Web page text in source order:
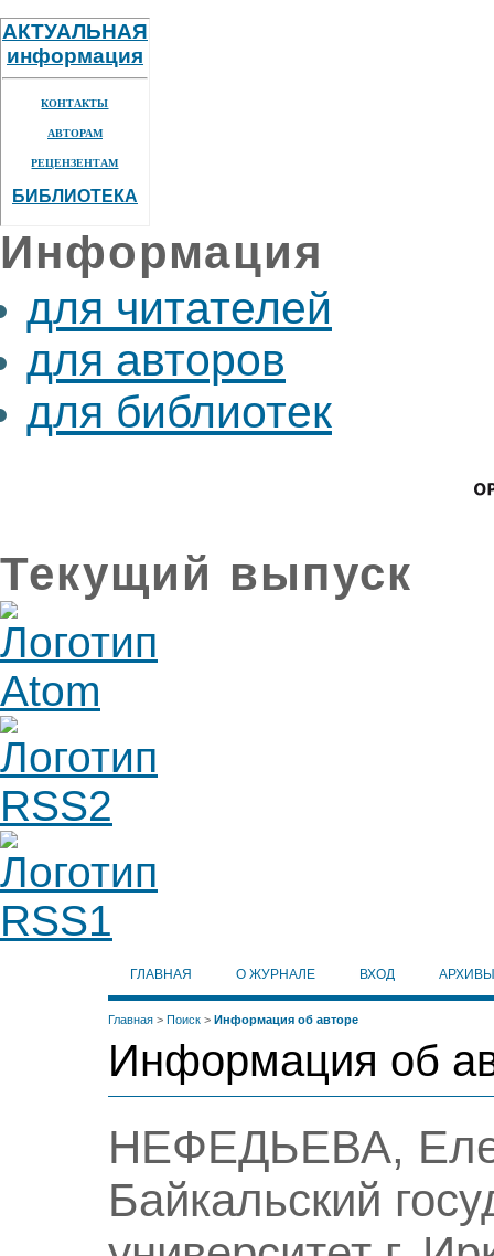
АКТУАЛЬНАЯ
информация
КОНТАКТЫ
АВТОРАМ
РЕЦЕНЗЕНТАМ
БИБЛИОТЕКА
Информация
для читателей
для авторов
для библиотек
Текущий выпуск
ГЛАВНАЯ О ЖУРНАЛЕ ВХОД АРХИВЫ
Главная > Поиск > Информация об авторе
Информация об
НЕФЕДЬЕВА,
Байкальский